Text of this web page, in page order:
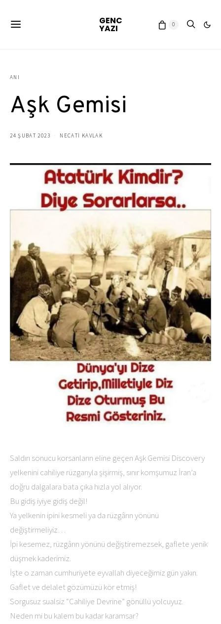
GENC
YAZI 0
ANI
Aşk Gemisi
24 ŞUBAT 2023 NECATİ KAVLAK
Saldırı sonucu korsanların eline geçen Aşk Gemisi Discovery
yelkenini cahiliye rüzgarıyla şişirmiş, sınır komşumuz İran’a
doğru dalgalara bata çıka hızla yol alıyor.
Bu gidiş iyiye gidiş değil!
Ya yelkenin ipini kesmeli ya da rüzgârın yönünü
değiştirmeliyiz…
İpi kesemez, rüzgârın yönünü değiştiremezsek, gaflete yenik
düşmek kaderimiz.
İşte o zaman cumhuriyete eyvallah diyeceğimiz gün yakın.
Gaflet ve delalet gözümüzü kör etmiş!
Sorgusuz sualsiz “Cahiliye Devrine” gönüllü yolcuyuz.
Neden mi bu kalem bu kadar karamsar?